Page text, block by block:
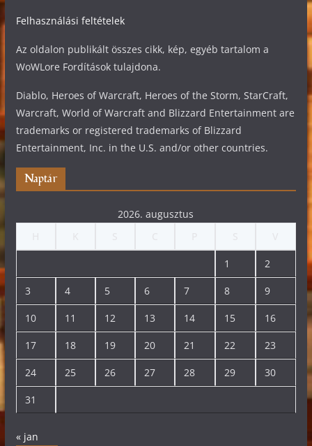
Felhasználási feltételek
Az oldalon publikált összes cikk, kép, egyéb tartalom a
WoWLore Fordítások tulajdona.
Diablo, Heroes of Warcraft, Heroes of the Storm, StarCraft,
Warcraft, World of Warcraft and Blizzard Entertainment are
trademarks or registered trademarks of Blizzard
Entertainment, Inc. in the U.S. and/or other countries.
Naptár
2026. augusztus
1 2
3 4 5 6 7 8 9
10 11 12 13 14 15 16
17 18 19 20 21 22 23
24 25 26 27 28 29 30
31
« jan